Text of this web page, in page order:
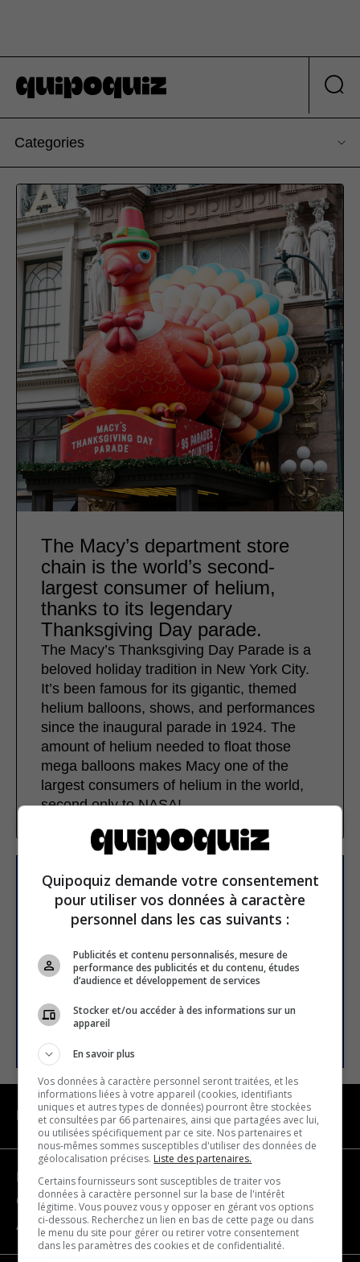
Categories
The Macy’s department store
chain is the world’s second-
largest consumer of helium,
thanks to its legendary
Thanksgiving Day parade.
The Macy’s Thanksgiving Day Parade is a
beloved holiday tradition in New York City.
It’s been famous for its gigantic, themed
helium balloons, shows, and performances
since the inaugural parade in 1924. The
amount of helium needed to float those
mega balloons makes Macy one of the
largest consumers of helium in the world,
second only to NASA!
Subscribe to our
newsletter
Email address
SUBSCRIBE
NAVIGATION
Become a partner
Contact us
About us
Quipoquiz demande votre consentement
pour utiliser vos données à caractère
personnel dans les cas suivants :
Publicités et contenu personnalisés, mesure de
performance des publicités et du contenu, études
d’audience et développement de services
Stocker et/ou accéder à des informations sur un
appareil
En savoir plus
Vos données à caractère personnel seront traitées, et les
informations liées à votre appareil (cookies, identifiants
uniques et autres types de données) pourront être stockées
et consultées par 66 partenaires, ainsi que partagées avec lui,
ou utilisées spécifiquement par ce site. Nos partenaires et
nous-mêmes sommes susceptibles d'utiliser des données de
géolocalisation précises. Liste des partenaires.
Certains fournisseurs sont susceptibles de traiter vos
données à caractère personnel sur la base de l'intérêt
légitime. Vous pouvez vous y opposer en gérant vos options
ci-dessous. Recherchez un lien en bas de cette page ou dans
le menu du site pour gérer ou retirer votre consentement
dans les paramètres des cookies et de confidentialité.